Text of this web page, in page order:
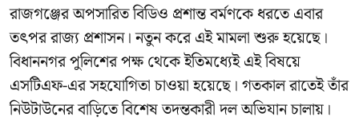
রাজগঞ্জের অপসারিত বিডিও প্রশান্ত বর্মণকেধরতে এবার
তৎপর রাজ্য প্রশাসন। নতুন করে এই মামলা শুরু হয়েছে।
বিধাননগর পুলিশের পক্ষ থেকে ইতিমধ্যেই এই বিষয়ে
এসটিএফ-এর সহযোগিতা চাওয়া হয়েছে। গতকাল রাতেই তাঁর
নিউটাউনের বাড়িতে বিশেষ তদন্তকারী দল অভিযান চালায়।